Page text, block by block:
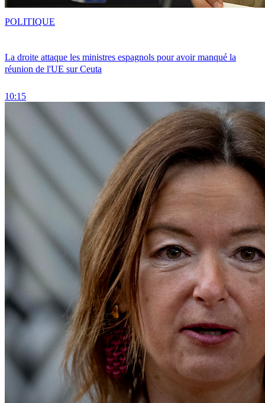
La droite attaque les ministres espagnols pour avoir manqué la
réunion de l'UE sur Ceuta
10:15
POLITIQUE